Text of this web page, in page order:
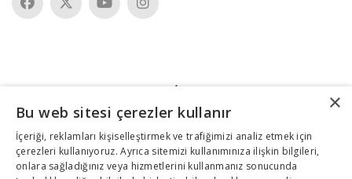
×
Bu web sitesi çerezler kullanır
İçeriği, reklamları kişiselleştirmek ve trafiğimizi analiz etmek için
çerezleri kullanıyoruz. Ayrıca sitemizi kullanımınıza ilişkin bilgileri,
onlara sağladığınız veya hizmetlerini kullanmanız sonucunda